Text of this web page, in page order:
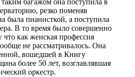
багажом она поступила в
резко поменяв
была пианисткой, а поступила
В то время было совершенно
как женская профессия
не рассматривалось. Она
вошедшей в Книгу
более 50 лет, возглавлявшая
оркестр.